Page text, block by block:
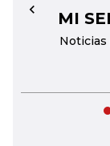
MI
Noticias
←